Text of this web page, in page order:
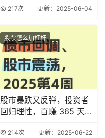
217次 更新：2025-06-04
股票怎么加杠杆
股市暴跌又反弹，投资者
回归理性，百赚 365 天
214次 更新：2025-06-22